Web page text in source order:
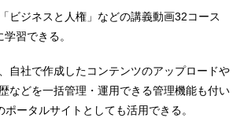
ビジネスと人権」などの講義動画32コース
習できる。
自社で作成したコンテンツのアップロードや
などを一括管理・運用できる管理機能も付い
ータルサイトとしても活用できる。